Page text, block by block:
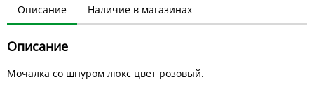
Описание Наличие в магазинах
Описание
Мочалка со шнуром люкс цвет розовый.